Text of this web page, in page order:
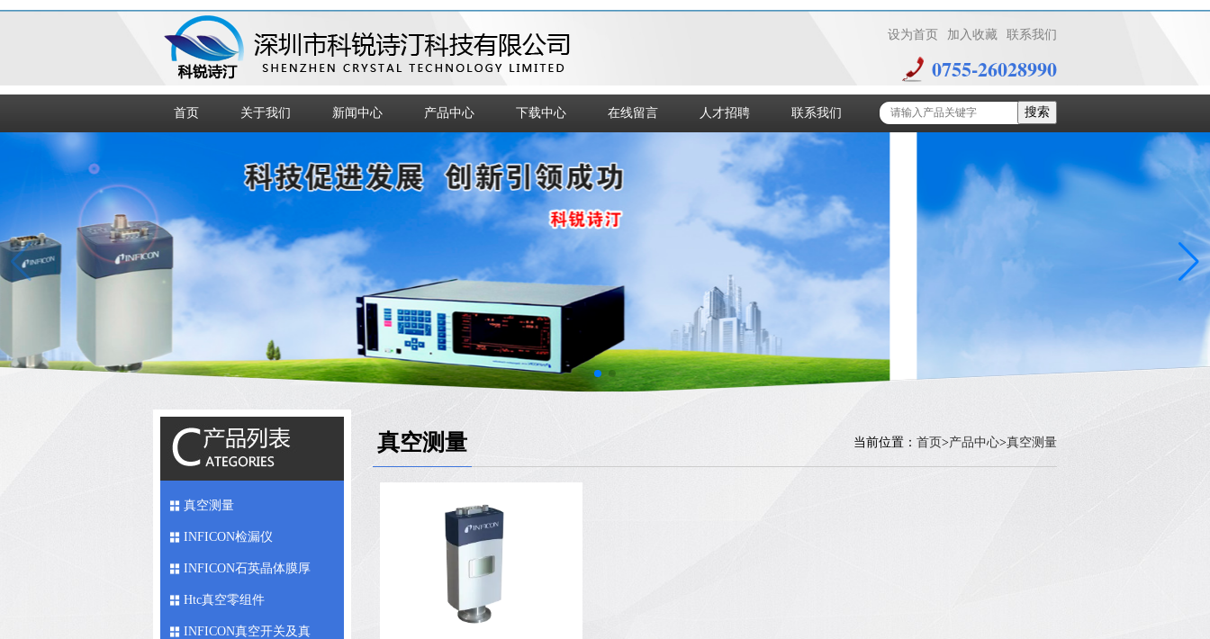
设为首页 加入收藏 联系我们
0755-26028990
首页 关于我们 新闻中心 产品中心 下载中心 在线留言 人才招聘 联系我们 搜索
真空测量
INFICON检漏仪
INFICON石英晶体膜厚
仪
Htc真空零组件
INFICON真空开关及真
真空测量 当前位置： 首页>产品中心>真空测量